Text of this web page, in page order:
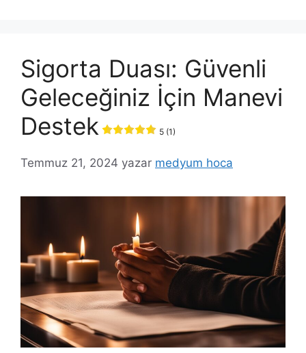
Sigorta Duası: Güvenli
Geleceğiniz İçin Manevi
Destek
5 (1)
Temmuz 21, 2024 yazar medyum hoca